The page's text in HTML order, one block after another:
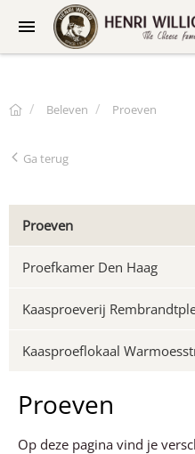
Beleven Proeven
Ga terug
Proeven
Proefkamer Den Haag
Kaasproeverij
Kaasproeflokaal
Proeven
Op deze pagina vind je